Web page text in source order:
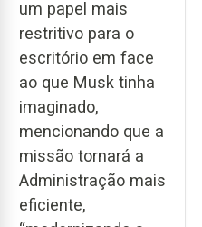
um papel mais
restritivo para o
escritório em face
ao que Musk tinha
imaginado,
mencionando que a
missão tornará a
Administração mais
eficiente,